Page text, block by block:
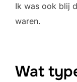
Ik was ook blij
waren.
Wat